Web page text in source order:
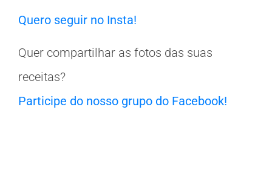
Quero seguir no Insta!
Quer compartilhar as fotos das suas
receitas?
Participe do nosso grupo do Facebook!